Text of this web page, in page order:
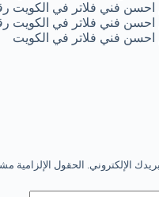
فني فلاتر في الكويت
فني فلاتر في الكويت
فني فلاتر في الكويت
الإلكتروني. الحقول الإلزامية